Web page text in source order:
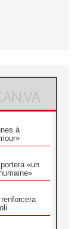
à
«un